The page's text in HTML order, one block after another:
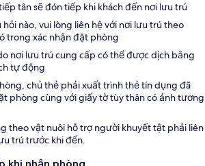
tân sẽ đón tiếp khi khách đến nơi lưu trú
hỏi nào, vui lòng liên hệ với nơi lưu trú theo
trong xác nhận đặt phòng
nơi lưu trú cung cấp có thể được dịch bằng
tự động
chủ thẻ phải xuất trình thẻ tín dụng đã
phòng cùng với giấy tờ tùy thân có ảnh tương
theo vật nuôi hỗ trợ người khuyết tật phải liên
trú trước khi đến.